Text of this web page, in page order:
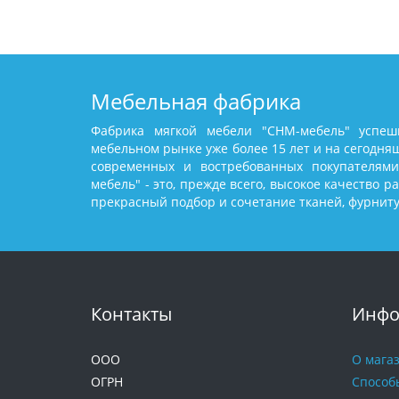
Мебельная фабрика
Фабрика мягкой мебели "СНМ-мебель"
мебельном рынке уже более 15 лет и на
современных и востребованных
мебель" - это, прежде всего, высокое качество
прекрасный подбор и сочетание тканей,
Контакты
ООО
ОГРН
О